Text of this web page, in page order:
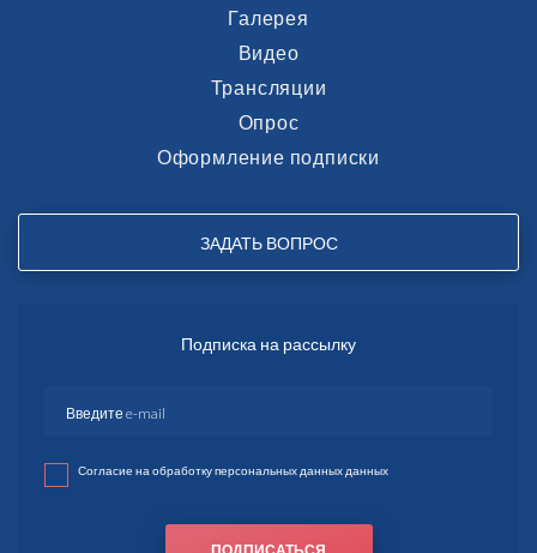
Галерея
Видео
Трансляции
Опрос
Оформление подписки
ЗАДАТЬ ВОПРОС
Подписка на рассылку
Согласие на обработку персональных данных данных